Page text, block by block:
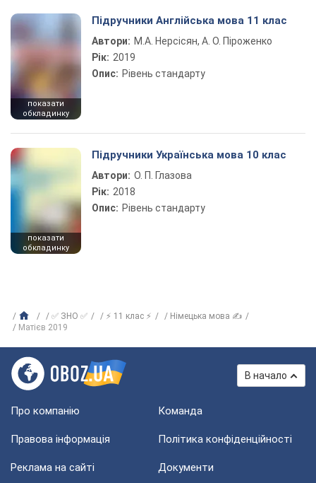
показати
обкладинку
Підручники Англійська мова 11 клас
Автори: М.А. Нерсісян, А. О. Піроженко
Рік: 2019
Опис: Рівень стандарту
показати
обкладинку
Підручники Українська мова 10 клас
Автори: О. П. Глазова
Рік: 2018
Опис: Рівень стандарту
✅ ЗНО ✅ ⚡ 11 клас ⚡
Німецька мова ✍
Матієв 2019
В начало
Про компанію Команда
Правова інформація Політика конфіденційності
Реклама на сайті Документи